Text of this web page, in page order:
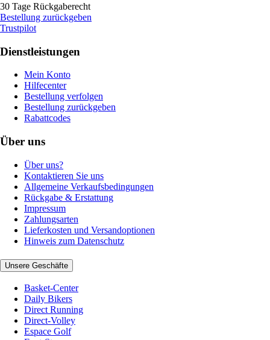
30 Tage Rückgaberecht
Bestellung zurückgeben
Trustpilot
Dienstleistungen
Mein Konto
Hilfecenter
Bestellung verfolgen
Bestellung zurückgeben
Rabattcodes
Über uns
Über uns?
Kontaktieren Sie uns
Allgemeine Verkaufsbedingungen
Rückgabe & Erstattung
Impressum
Zahlungsarten
Lieferkosten und Versandoptionen
Hinweis zum Datenschutz
Unsere Geschäfte
Basket-Center
Daily Bikers
Direct Running
Direct-Volley
Espace Golf